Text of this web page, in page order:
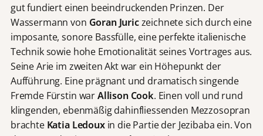
gut fundiert einen beeindruckenden Prinzen. Der
Wassermann von Goran Juriczeichnete sich durch eine
imposante, sonore Bassfülle, eine perfekte italienische
Technik sowie hohe Emotionalität seines Vortrages aus.
Seine Arie im zweiten Akt war ein Höhepunkt der
Aufführung. Eine prägnant und dramatisch singende
Fremde Fürstin warAllison Cook. Einen voll und rund
klingenden, ebenmäßig dahinfliessenden Mezzosopran
brachte Katia Ledouxin die Partie der Jezibaba ein. Von